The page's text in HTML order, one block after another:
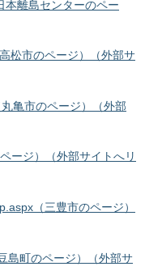
本離島センターのペー
松市のページ）（外部サ
亀市のページ）（外部
ージ）（外部サイトへリ
（三豊市のページ）
島町のページ）（外部サ